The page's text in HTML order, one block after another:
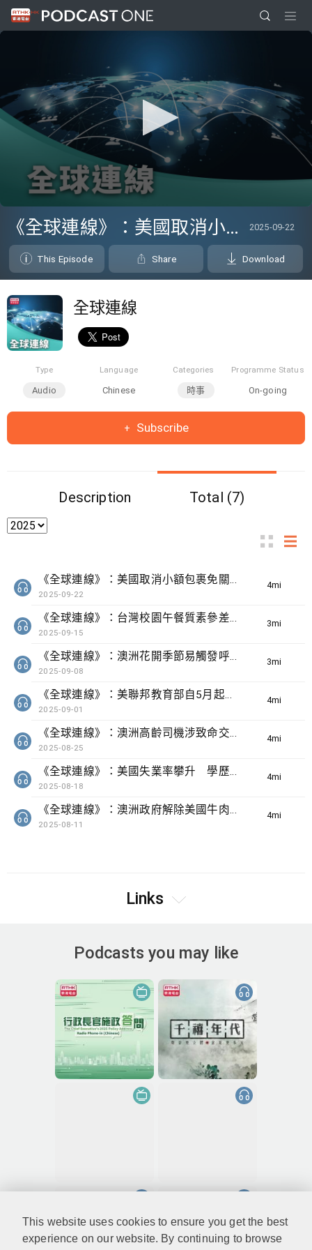
This website uses cookies to ensure you get the best
experience on our website. By continuing to browse
seconds
seconds
《全球連線》：美國取消小額包裹免關稅措施 令民眾減少網購海外貨品 2025-09-22
This Episode Share Download
全球連線
Type
Audio
Language
Chinese
Categories
時事
Programme Status
On-going
Subscribe
Description Total (7)
4min(s)
《全球連線》：美國取消小額包裹免關稅措施 令民眾減少網購海外貨品
2025-09-22
3min(s)
《全球連線》：台灣校園午餐質素參差 當局擬立法統一管理
2025-09-15
3min(s)
《全球連線》：澳洲花開季節易觸發呼吸道過敏反應
2025-09-08
4min(s)
《全球連線》：美聯邦教育部自5月起向逾500萬名拖欠學生貸款人士追討欠款
2025-09-01
4min(s)
《全球連線》：澳洲高齡司機涉致命交通意外惹關注
2025-08-25
4min(s)
《全球連線》：美國失業率攀升 學歷愈高愈難尋找工作
2025-08-18
4min(s)
《全球連線》：澳洲政府解除美國牛肉進口限制引起當地關注
2025-08-11
Links
Podcasts you may like